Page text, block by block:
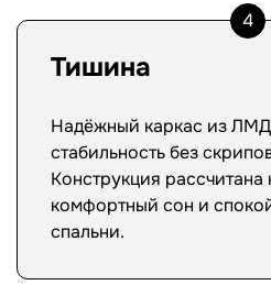
4
Тишина
Надёжный каркас из
стабильность без
Конструкция рассчитана
комфортный сон и
спальни.